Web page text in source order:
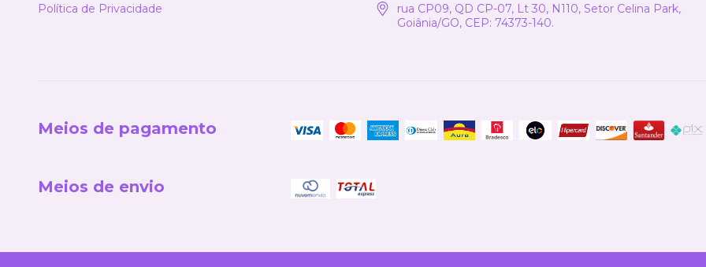
Política de Privacidade
rua CP09, QD CP-07, Lt 30, N110, Setor Celina Park,
Goiânia/GO, CEP: 74373-140.
Meios de pagamento
Meios de envio